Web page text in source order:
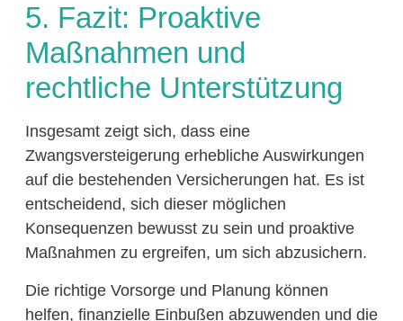
5. Fazit: Proaktive
Maßnahmen und
rechtliche Unterstützung
Insgesamt zeigt sich, dass eine
Zwangsversteigerung erhebliche Auswirkungen
auf die bestehenden Versicherungen hat. Es ist
entscheidend, sich dieser möglichen
Konsequenzen bewusst zu sein und proaktive
Maßnahmen zu ergreifen, um sich abzusichern.
Die richtige Vorsorge und Planung können
helfen, finanzielle Einbußen abzuwenden und die